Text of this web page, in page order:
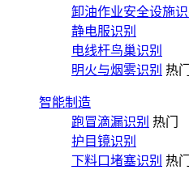
卸油作业安全设施识
静电服识别
电线杆鸟巢识别
明火与烟雾识别 热门
智能制造
跑冒滴漏识别 热门
护目镜识别
下料口堵塞识别 热门